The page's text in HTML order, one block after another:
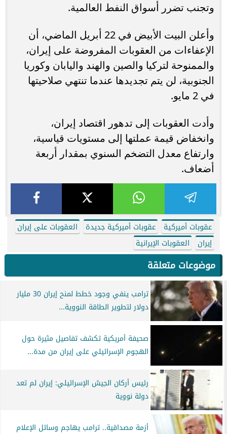
وتجنب تضرر أسواق النفط العالمية.
وأعلن البيت الأبيض في 22 أبريل الماضي، أن
الإعفاءات من العقوبات المفروضة على إيران،
والممنوحة لتركيا والصين والهند واليابان وكوريا
الجنوبية، لن يتم تجديدها عندما تنتهي صلاحيتها
في 2 مايو.
وأدت العقوبات إلى تدهور اقتصاد إيران،
وانخفاض قيمة عملتها إلى مستويات قياسية،
وارتفاع معدل التضخم السنوي بمقدار أربعة
أضعاف.
عقوبات أميركية عقوبات أميركية جديدة
العقوبات على إيران
إيران
العقوبات الإيرانية
موضوعات متعلقة
ترامب ينفي وجود خطط لمنح إيران 30 مليار
دولار لتطوير الطاقة النووية...
صحيفة أمريكية تكشف تفاصيل مثيرة حول
الهجوم الإسرائيلي على إيران من مدة...
رئيس أركان الجيش الإسرائيلي: إيران لم تعد
دولة نووية
أزمة مصداقية.. ترامب يهاجم وسائل الإعلام